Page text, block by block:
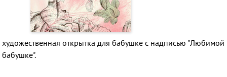
художественная открытка для бабушке с надписью "Любимой
бабушке".